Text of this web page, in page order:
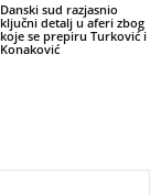
Danski sud razjasnio
ključni detalj u aferi zbog
koje se prepiru Turković i
Konaković